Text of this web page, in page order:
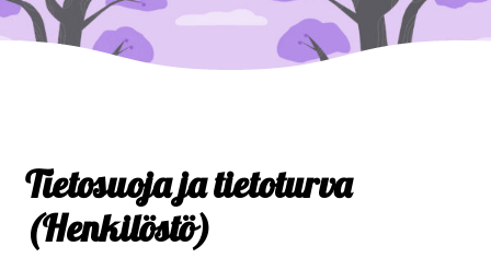
Tietosuoja ja tietoturva
(Henkilöstö)